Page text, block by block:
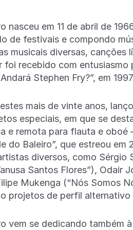
nasceu em 11 de abril de
de festivais e compondo
musicais diversas,
foi recebido com entusiasmo
Stephen Fry?”, em
mais de vinte anos,
especiais, em que se
e remota para flauta e oboé
do Baleiro”, que estreou
diversos, como Sérgio
Santos Flores”), Odair
Mukenga (“Nós Somos
projetos de perfil
vem se dedicando também